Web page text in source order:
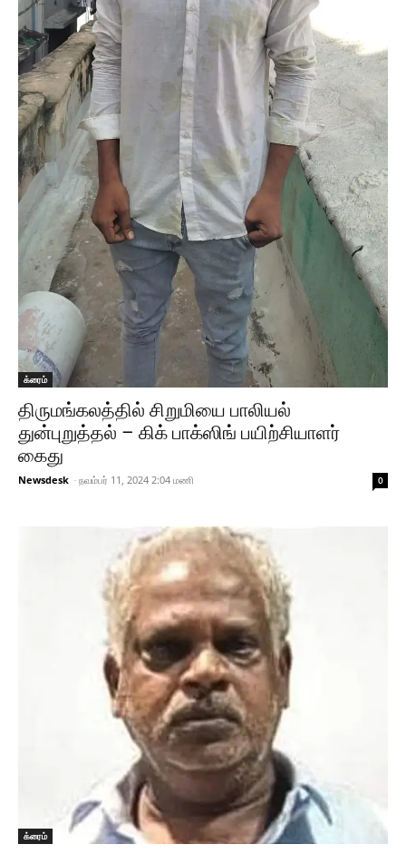
க்ரைம்
திருமங்கலத்தில் சிறுமியை பாலியல்
துன்புறுத்தல் – கிக் பாக்ஸிங் பயிற்சியாளர்
கைது
Newsdesk - நவம்பர் 11, 2024 2:04 மணி 0
க்ரைம்